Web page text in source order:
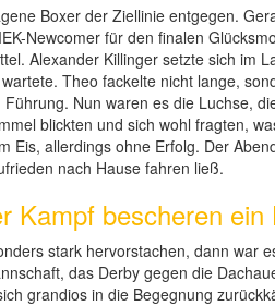
Boxer der Ziellinie entgegen.
Newcomer für den finalen
Alexander Killinger setzte sich im
Theo fackelte nicht lange,
Nun waren es die Luchse,
blickten und sich wohl fragten,
Eis, allerdings ohne Erfolg. Der
nach Hause fahren ließ.
Kampf bescheren ein
stark hervorstachen, dann war
das Derby gegen die
grandios in die Begegnung